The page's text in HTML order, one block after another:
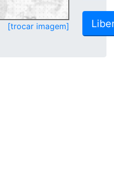
[trocar imagem]